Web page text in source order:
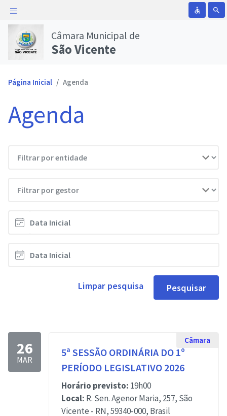
accessible search
Câmara Municipal de
São Vicente
Página Inicial Agenda
Agenda
Limpar pesquisa Pesquisar
26
MAR
5ª SESSÃO ORDINÁRIA DO 1º
PERÍODO LEGISLATIVO 2026
Horário previsto: 19h00
Local: R. Sen. Agenor Maria, 257, São
Vicente - RN, 59340-000, Brasil
Câmara